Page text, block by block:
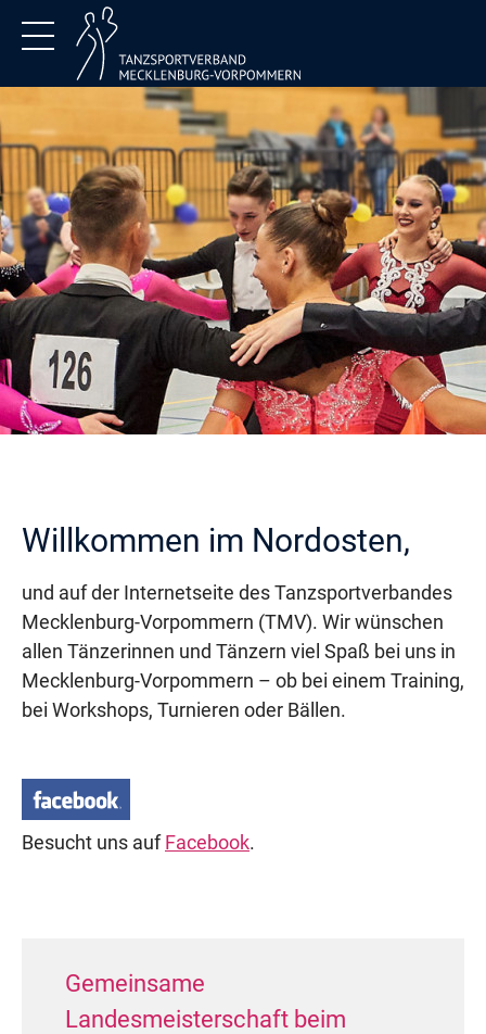
Verband
Jugend
DTSA
Service
Kontakt
Willkommen im Nordosten,
und auf der Internetseite des Tanzsportverbandes
Mecklenburg-Vorpommern (TMV). Wir wünschen
allen Tänzerinnen und Tänzern viel Spaß bei uns in
Mecklenburg-Vorpommern – ob bei einem Training,
bei Workshops, Turnieren oder Bällen.
Besucht uns aufFacebook.
Gemeinsame
Landesmeisterschaft beim